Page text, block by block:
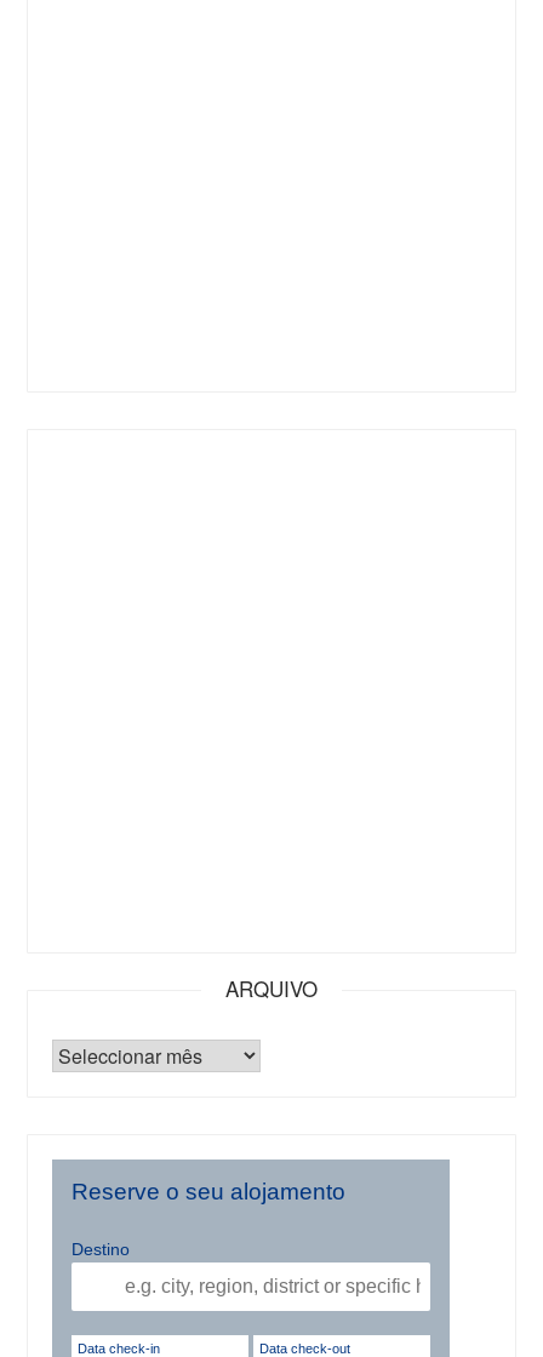
ARQUIVO
Reserve o seu alojamento
Destino
Data check-in Data check-out